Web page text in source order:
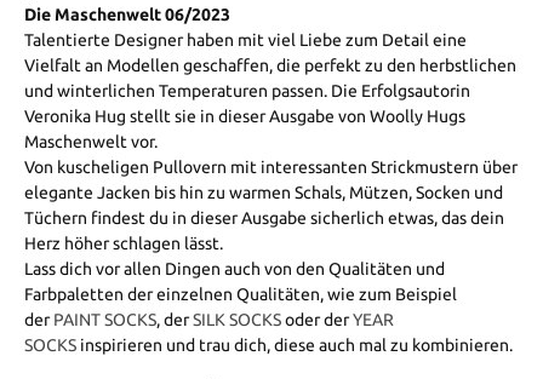
Die Maschenwelt 06/2023
Talentierte Designer haben mit viel Liebe zum Detail eine
Vielfalt an Modellen geschaffen, die perfekt zu den herbstlichen
und winterlichen Temperaturen passen. Die Erfolgsautorin
Veronika Hug stellt sie in dieser Ausgabe von Woolly Hugs
Maschenwelt vor.
Von kuscheligen Pullovern mit interessanten Strickmustern über
elegante Jacken bis hin zu warmen Schals, Mützen, Socken und
Tüchern findest du in dieser Ausgabe sicherlich etwas, das dein
Herz höher schlagen lässt.
Lass dich vor allen Dingen auch von den Qualitäten und
Farbpaletten der einzelnen Qualitäten, wie zum Beispiel
derPAINT SOCKS, derSILK SOCKSoder derYEAR
SOCKS inspirieren und trau dich, diese auch mal zu kombinieren.